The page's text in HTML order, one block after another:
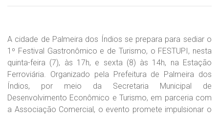
A cidade de Palmeira dos Índios se prepara para sediar o
1º Festival Gastronômico e de Turismo, o FESTUPI, nesta
quinta-feira (7), às 17h, e sexta (8) às 14h, na Estação
Ferroviária. Organizado pela Prefeitura de Palmeira dos
Índios, por meio da Secretaria Municipal de
Desenvolvimento Econômico e Turismo, em parceria com
a Associação Comercial, o evento promete impulsionar o